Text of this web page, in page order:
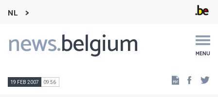
NL
news.belgium MENU
Main
navigation
19 FEB 2007 09:56